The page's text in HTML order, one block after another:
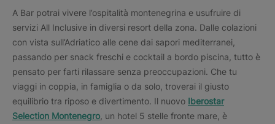
A Bar potrai vivere l’ospitalità montenegrina e usufruire di
servizi All Inclusive in diversi resort della zona. Dalle colazioni
con vista sull’Adriatico alle cene dai sapori mediterranei,
passando per snack freschi e cocktail a bordo piscina, tutto è
pensato per farti rilassare senza preoccupazioni. Che tu
viaggi in coppia, in famiglia o da solo, troverai il giusto
equilibrio tra riposo e divertimento. Il nuovo Iberostar
Selection Montenegro , un hotel 5 stelle fronte mare, è